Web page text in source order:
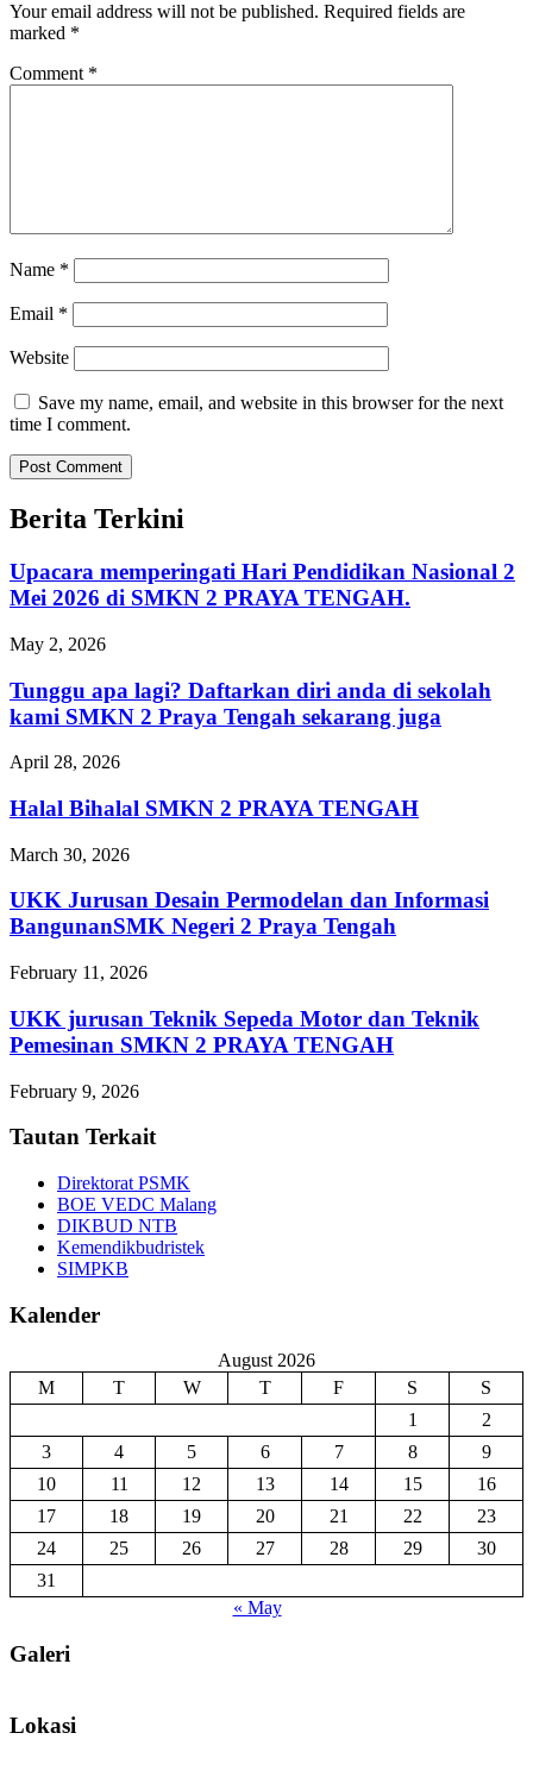
Your email address will not be published. Required fields are
marked *
Comment *
Name *
Email *
Website
Save my name, email, and website in this browser for the next
time I comment.
Berita Terkini
Upacara memperingati Hari Pendidikan Nasional 2
Mei 2026 di SMKN 2 PRAYA TENGAH.
May 2, 2026
Tunggu apa lagi? Daftarkan diri anda di sekolah
kami SMKN 2 Praya Tengah sekarang juga
April 28, 2026
Halal Bihalal SMKN 2 PRAYA TENGAH
March 30, 2026
UKK Jurusan Desain Permodelan dan Informasi
BangunanSMK Negeri 2 Praya Tengah
February 11, 2026
UKK jurusan Teknik Sepeda Motor dan Teknik
Pemesinan SMKN 2 PRAYA TENGAH
February 9, 2026
Tautan Terkait
Direktorat PSMK
BOE VEDC Malang
DIKBUD NTB
Kemendikbudristek
SIMPKB
Kalender
August 2026
M
T W T F S
S
1
2
3
4 5 6 7 8
9
10
11 12 13 14 15
16
17
18 19 20 21 22
23
24
25 26 27 28 29
30
31
« May
Galeri
Lokasi